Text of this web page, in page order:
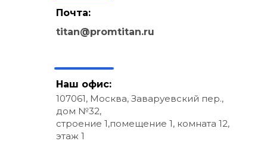
Почта:
titan@promtitan.ru
Наш офис:
107061, Москва, Заваруевский пер.,
дом №32,
строение 1,помещение 1, комната 12,
этаж 1